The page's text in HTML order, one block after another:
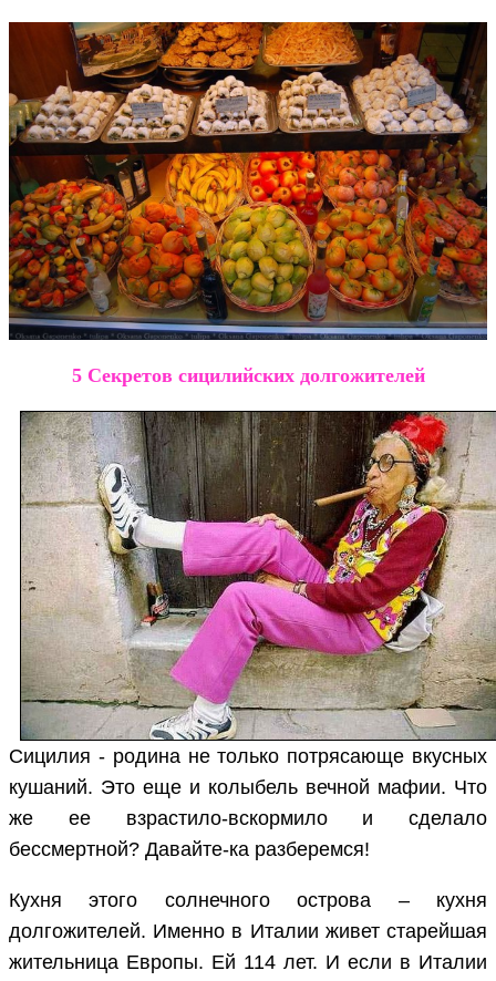
5 Секретов сицилийских долгожителей
Сицилия - родина не только потрясающе вкусных
кушаний. Это еще и колыбель вечной мафии. Что
же ее взрастило-вскормило и сделало
бессмертной? Давайте-ка разберемся!
Кухня этого солнечного острова – кухня
долгожителей. Именно в Италии живет старейшая
жительница Европы. Ей 114 лет. И если в Италии